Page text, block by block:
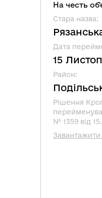
На честь
Стара назва:
Дата
15
Район:
Рішення
№ 1359 від